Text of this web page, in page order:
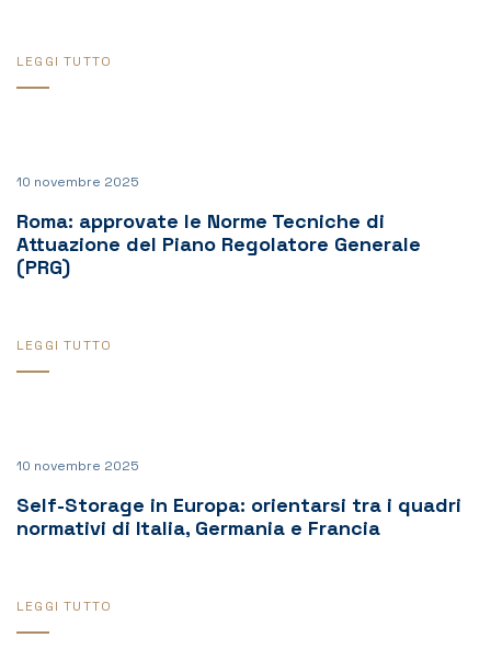
LEGGI TUTTO
10 novembre 2025
Roma: approvate le Norme Tecniche di
Attuazione del Piano Regolatore Generale
(PRG)
LEGGI TUTTO
10 novembre 2025
Self-Storage in Europa: orientarsi tra i quadri
normativi di Italia, Germania e Francia
LEGGI TUTTO